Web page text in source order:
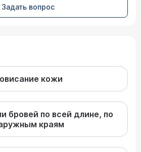
Задать вопрос
кожи
бровей по всей длине, по
краям